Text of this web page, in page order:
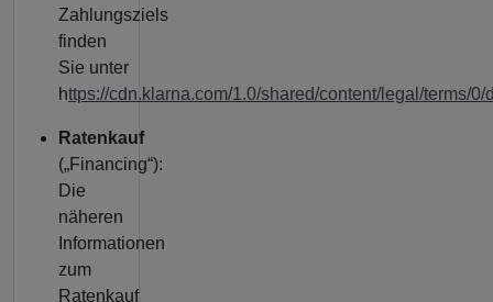
Zahlungsziels
finden
Sie unter
https://cdn.klarna.com/1.0/shared/content/legal/terms/
Ratenkauf
(„Financing“):
Die
näheren
Informationen
zum
Ratenkauf